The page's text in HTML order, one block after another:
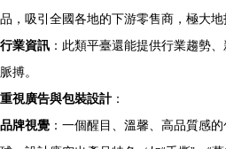
品，吸引全國各地的下游零售商，極大地
行業資訊 ：此類平臺還能提供行業趨勢
脈搏。
重視廣告與包裝設計：
品牌視覺 ：一個醒目、溫馨、高品質感